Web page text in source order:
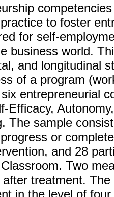
to foster
for self-
business world.
and longitudinal
of a program
entrepreneurial
Efficacy,
The sample
or
and 28
Two
after treatment.
in the level of